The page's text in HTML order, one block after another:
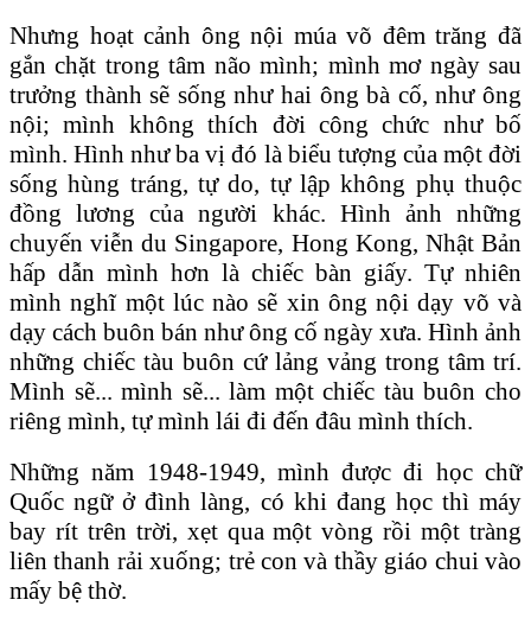
Nhưng hoạt cảnh ông nội múa võ đêm trăng đã
gắn chặt trong tâm não mình; mình mơ ngày sau
trưởng thành sẽ sống như hai ông bà cố, như ông
nội; mình không thích đời công chức như bố
mình. Hình như ba vị đó là biểu tượng của một đời
sống hùng tráng, tự do, tự lập không phụ thuộc
đồng lương của người khác. Hình ảnh những
chuyến viễn du Singapore, Hong Kong, Nhật Bản
hấp dẫn mình hơn là chiếc bàn giấy. Tự nhiên
mình nghĩ một lúc nào sẽ xin ông nội dạy võ và
dạy cách buôn bán như ông cố ngày xưa. Hình ảnh
những chiếc tàu buôn cứ lảng vảng trong tâm trí.
Mình sẽ... mình sẽ... làm một chiếc tàu buôn cho
riêng mình, tự mình lái đi đến đâu mình thích.
Những năm 1948-1949, mình được đi học chữ
Quốc ngữ ở đình làng, có khi đang học thì máy
bay rít trên trời, xẹt qua một vòng rồi một tràng
liên thanh rải xuống; trẻ con và thầy giáo chui vào
mấy bệ thờ.